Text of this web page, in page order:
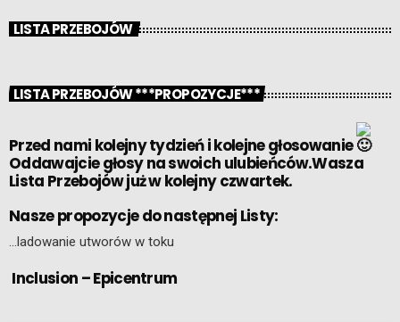
LISTA PRZEBOJÓW
LISTA PRZEBOJÓW ***PROPOZYCJE***
Przed nami kolejny tydzień i kolejne głosowanie
Oddawajcie głosy na swoich ulubieńców.Wasza
Lista Przebojów już w kolejny czwartek.
Nasze propozycje do następnej Listy:
…ladowanie utworów w toku
Inclusion – Epicentrum